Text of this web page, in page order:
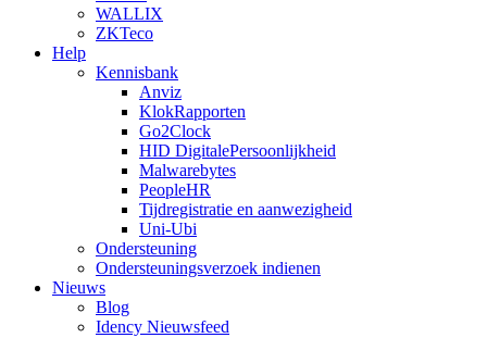
WALLIX
ZKTeco
Help
Kennisbank
Anviz
KlokRapporten
Go2Clock
HID DigitalePersoonlijkheid
Malwarebytes
PeopleHR
Tijdregistratie en aanwezigheid
Uni-Ubi
Ondersteuning
Ondersteuningsverzoek indienen
Nieuws
Blog
Idency Nieuwsfeed